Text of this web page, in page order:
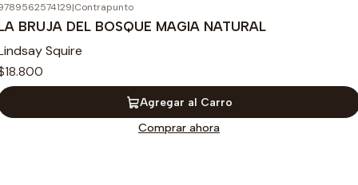
|Contrapunto
BRUJA DEL BOSQUE MAGIA NATURAL
Squire
Agregar al Carro
Comprar ahora